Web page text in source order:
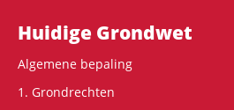
Hoofdnavigatie
Huidige Grondwet
Algemene bepaling
1. Grondrechten